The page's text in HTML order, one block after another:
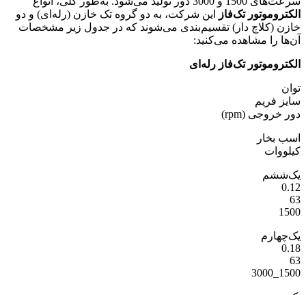
الکتروموتور تک‌فاز
این شرکت، به دو گروه تک خازن (رله‌ای) و دو
خازن (کلاچ دار) تقسیم‌بندی می‌شوند که در جدول زیر مشخصات
آن‌ها را مشاهده می‌کنید:
الکتروموتور تک‌فاز رله‌ای
توان
سایز فریم
دور خروجی (rpm)
اسب بخار
کیلووات
یک‌ششم
0.12
63
1500
یک‌چهارم
0.18
63
1500_3000